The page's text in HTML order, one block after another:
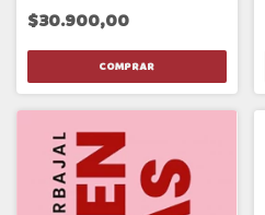
$30.900,00